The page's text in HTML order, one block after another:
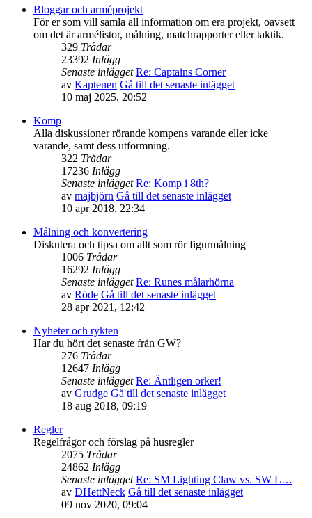
Bloggar och arméprojekt
För er som vill samla all information om era projekt, oavsett
om det är armélistor, målning, matchrapporter eller taktik.
329 Trådar
23392 Inlägg
Senaste inlägget Re: Captains Corner
av Kaptenen Gå till det senaste inlägget
10 maj 2025, 20:52
Komp
Alla diskussioner rörande kompens varande eller icke
varande, samt dess utformning.
322 Trådar
17236 Inlägg
Senaste inlägget Re: Komp i 8th?
av majbjörn Gå till det senaste inlägget
10 apr 2018, 22:34
Målning och konvertering
Diskutera och tipsa om allt som rör figurmålning
1006 Trådar
16292 Inlägg
Senaste inlägget Re: Runes målarhörna
av Röde Gå till det senaste inlägget
28 apr 2021, 12:42
Nyheter och rykten
Har du hört det senaste från GW?
276 Trådar
12647 Inlägg
Senaste inlägget Re: Äntligen orker!
av Grudge Gå till det senaste inlägget
18 aug 2018, 09:19
Regler
Regelfrågor och förslag på husregler
2075 Trådar
24862 Inlägg
Senaste inlägget Re: SM Lighting Claw vs. SW L…
av DHettNeck Gå till det senaste inlägget
09 nov 2020, 09:04